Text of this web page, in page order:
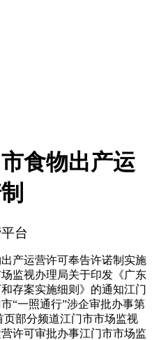
食物出产运
台
运营许可奉告许诺制实施
监视办理局关于印发《广东
存案实施细则》的通知江门
“一照通行”涉企审批办事第
部分频道江门市市场监视
许可审批办事江门市市场监